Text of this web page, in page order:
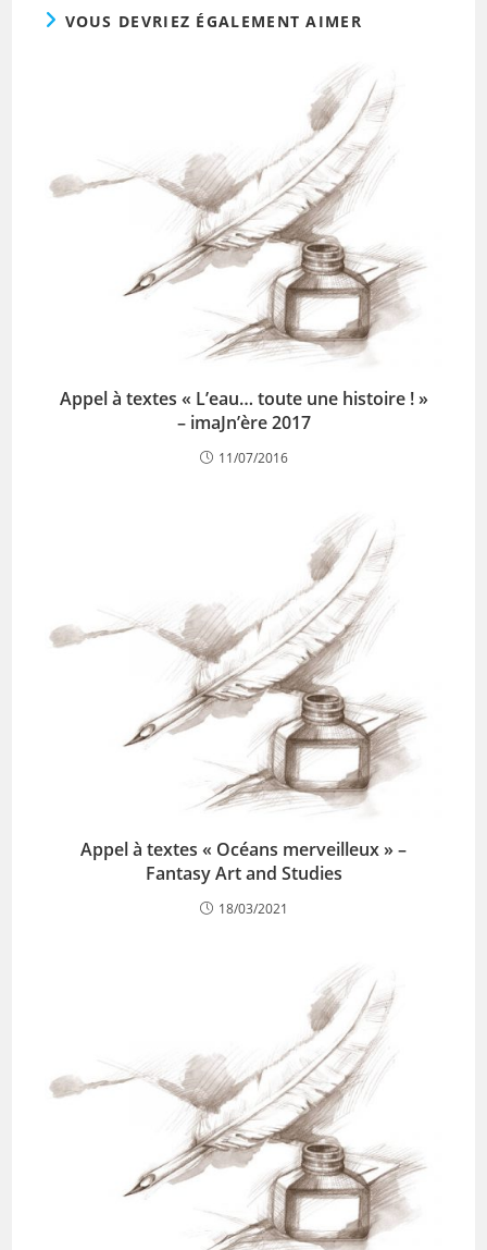
VOUS DEVRIEZ ÉGALEMENT AIMER
Appel à textes « L’eau… toute une histoire ! »
– imaJn’ère 2017
11/07/2016
Appel à textes « Océans merveilleux » –
Fantasy Art and Studies
18/03/2021